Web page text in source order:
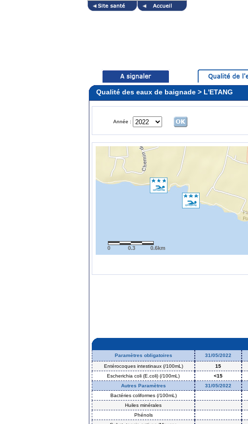
Qualité des eaux de baignade > L'ETANG
Année :
0 0.3 0.6km
Paramètres obligatoires 31/05/2022
Entérocoques intestinaux (/100mL)
15
Escherichia coli (E.coli) (/100mL)
<15
Autres Paramètres
31/05/2022
Bactéries coliformes (/100mL)
Huiles minérales
Phénols